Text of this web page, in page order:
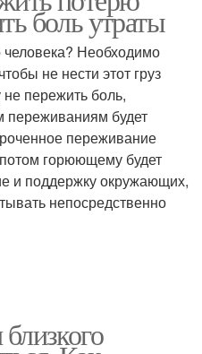
боль утраты
человека? Необходимо
не нести этот груз
пережить боль,
переживаниям будет
переживание
горюющему будет
и поддержку окружающих,
непосредственно